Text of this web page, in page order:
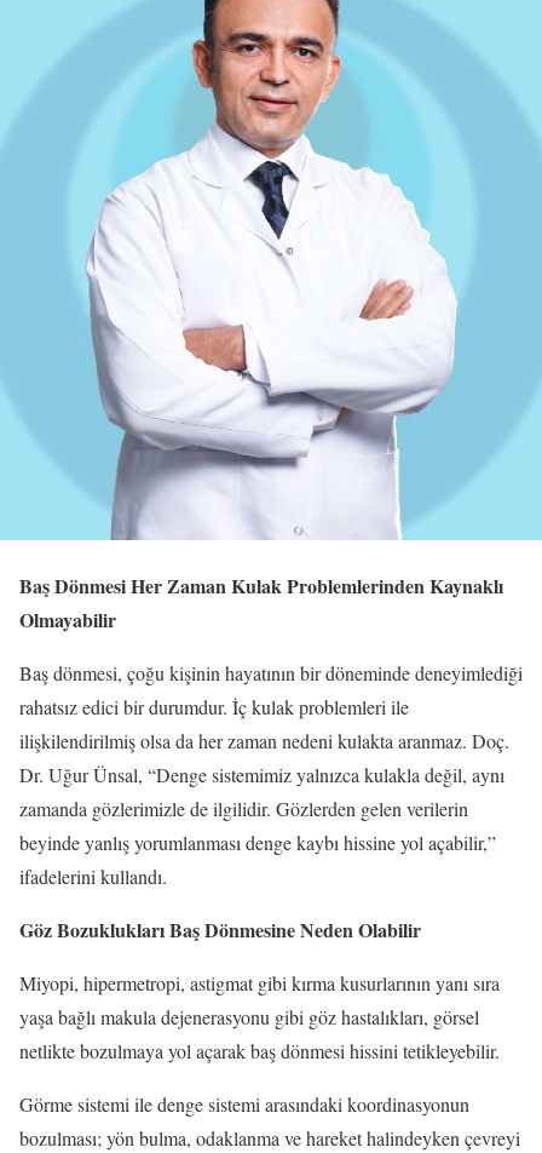
Baş Dönmesi Her Zaman Kulak Problemlerinden Kaynaklı
Olmayabilir
Baş dönmesi, çoğu kişinin hayatının bir döneminde deneyimlediği
rahatsız edici bir durumdur. İç kulak problemleri ile
ilişkilendirilmiş olsa da her zaman nedeni kulakta aranmaz. Doç.
Dr. Uğur Ünsal, “Denge sistemimiz yalnızca kulakla değil, aynı
zamanda gözlerimizle de ilgilidir. Gözlerden gelen verilerin
beyinde yanlış yorumlanması denge kaybı hissine yol açabilir,”
ifadelerini kullandı.
Göz Bozuklukları Baş Dönmesine Neden Olabilir
Miyopi, hipermetropi, astigmat gibi kırma kusurlarının yanı sıra
yaşa bağlı makula dejenerasyonu gibi göz hastalıkları, görsel
netlikte bozulmaya yol açarak baş dönmesi hissini tetikleyebilir.
Görme sistemi ile denge sistemi arasındaki koordinasyonun
bozulması; yön bulma, odaklanma ve hareket halindeyken çevreyi